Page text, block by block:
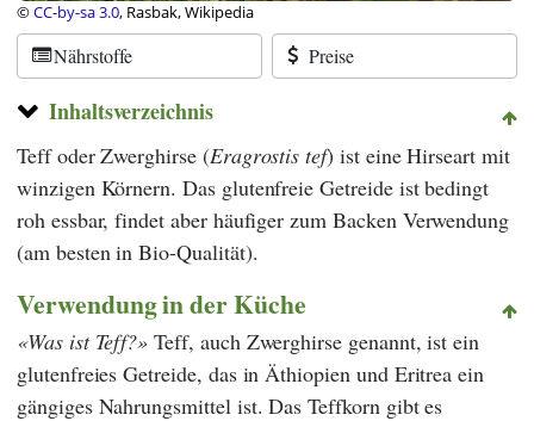
©CC-by-sa 3.0, Rasbak, Wikipedia
Nährstoffe Preise
Inhaltsverzeichnis
Teff oder Zwerghirse (Eragrostis tef) ist eine Hirseart mit
winzigen Körnern. Das glutenfreie Getreide ist bedingt
roh essbar, findet aber häufiger zum Backen Verwendung
(am besten in Bio-Qualität).
Verwendung in der Küche
Was ist Teff? Teff, auch Zwerghirse genannt, ist ein
glutenfreies Getreide, das in Äthiopien und Eritrea ein
gängiges Nahrungsmittel ist. Das Teffkorn gibt es